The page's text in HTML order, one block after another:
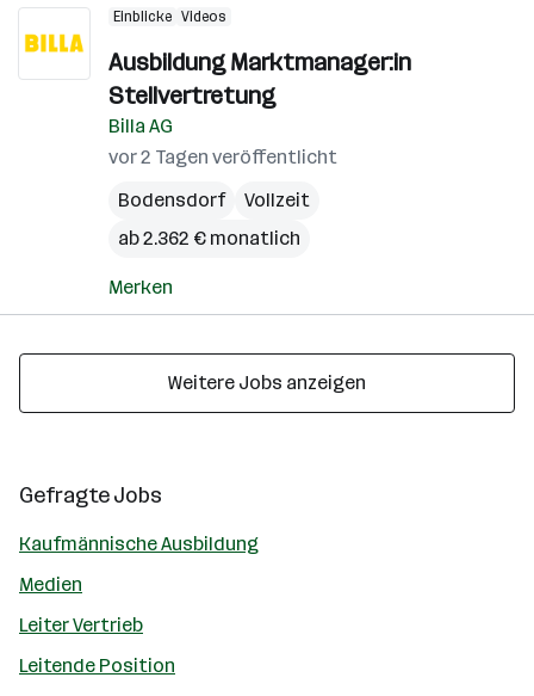
Einblicke Videos
Ausbildung Marktmanager:in
Stellvertretung
Billa AG
vor 2 Tagen veröffentlicht
Bodensdorf
Vollzeit
ab 2.362 € monatlich
Merken
Weitere Jobs anzeigen
Gefragte Jobs
Kaufmännische Ausbildung
Medien
Leiter Vertrieb
Leitende Position